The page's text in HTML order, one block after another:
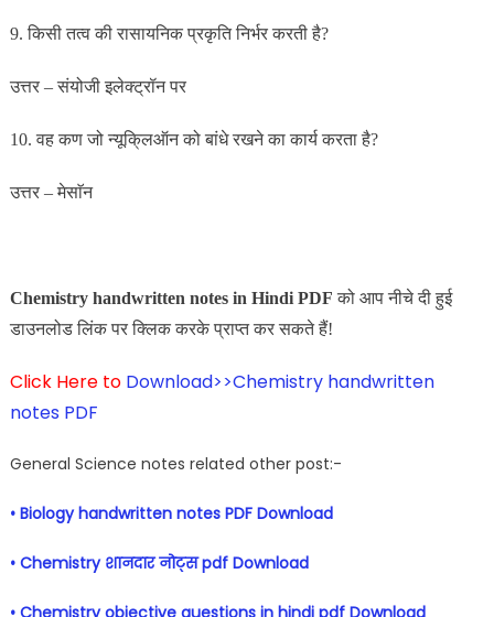
9. किसी तत्व की रासायनिक प्रकृति निर्भर करती है?
उत्तर – संयोजी इलेक्ट्रॉन पर
10. वह कण जो न्यूकि्लऑन को बांधे रखने का कार्य करता है?
उत्तर – मेसाॅन
Chemistry handwritten notes in Hindi PDF को आप नीचे दी हुई
डाउनलोड लिंक पर क्लिक करके प्राप्त कर सकते हैं!
Click Here to Download>>Chemistry handwritten
notes PDF
General Science notes related other post:-
• Biology handwritten notes PDF Download
• Chemistry शानदार नोट्स pdf Download
• Chemistry objective questions in hindi pdf Download